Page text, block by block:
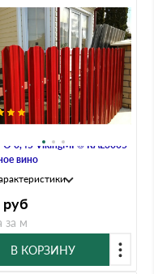
O 0,45 VikingMP® RAL3005
вино
руб
за м
В КОРЗИНУ